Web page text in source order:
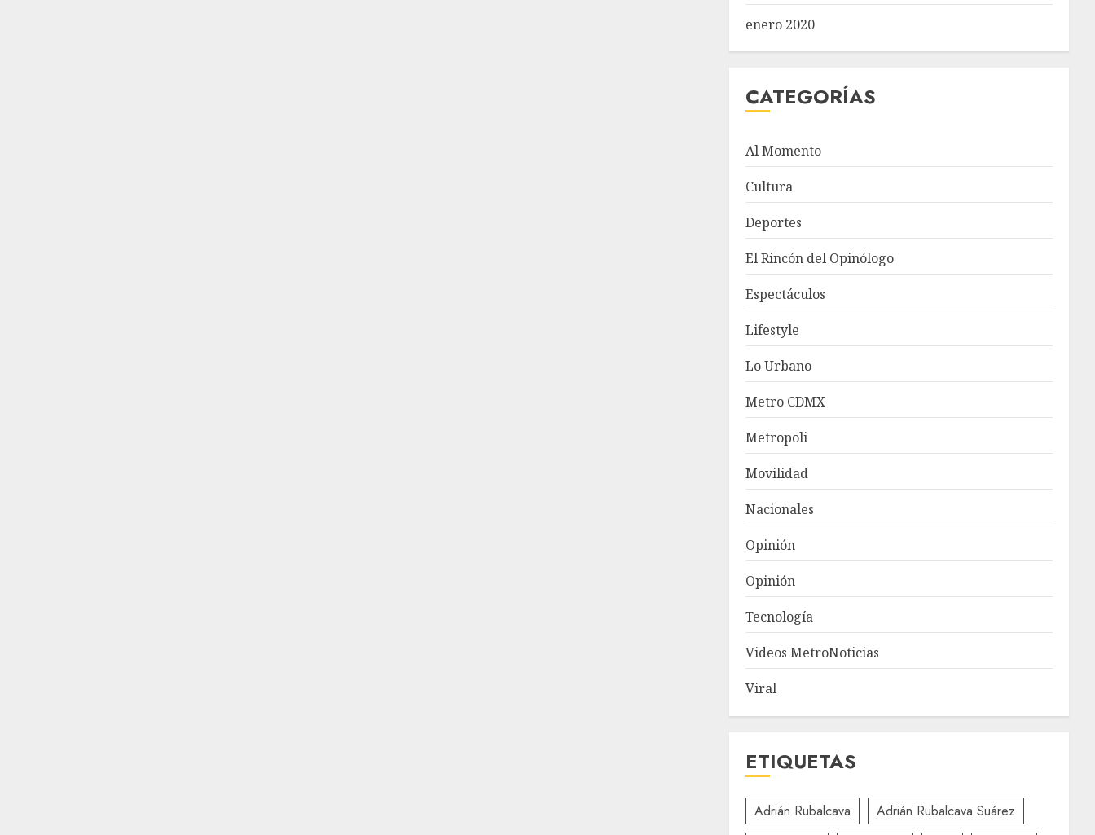
enero 2020
CATEGORÍAS
Al Momento
Cultura
Deportes
El Rincón del Opinólogo
Espectáculos
Lifestyle
Lo Urbano
Metro CDMX
Metropoli
Movilidad
Nacionales
Opinión
Opinión
Tecnología
Videos MetroNoticias
Viral
ETIQUETAS
Adrián Rubalcava
Adrián Rubalcava Suárez